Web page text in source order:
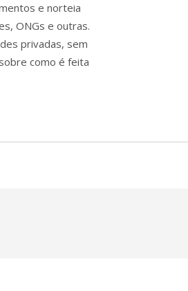
e norteia
ONGs e outras.
privadas, sem
como é feita